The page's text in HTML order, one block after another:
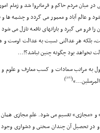
مردم حاکم و فرمانروا شد و زمام
و عالم آباد و معمور مى گردد و چشمه
فرو مى گیرد و بارانهاى نافعه نازل مى
بلکه هر عدالتى نسبت به عدالت اوست
نخواهد بود چگونه چنین نباشد؟!...
به مراتب سعادات و کسب معارف و علوم و
(
[46]
)
و «مجازى» تقسیم مى شود. علم مجازى
تحصیل آن چندان سختى و دشوارى وجود